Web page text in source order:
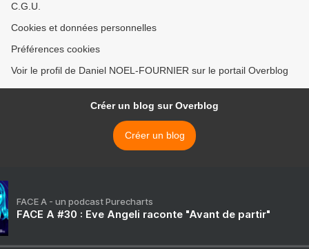
C.G.U.
Cookies et données personnelles
Préférences cookies
Voir le profil de Daniel NOEL-FOURNIER sur le portail Overblog
Créer un blog sur Overblog
Créer un blog
FACE A - un podcast Purecharts
FACE A #30 : Eve Angeli raconte "Avant de partir"